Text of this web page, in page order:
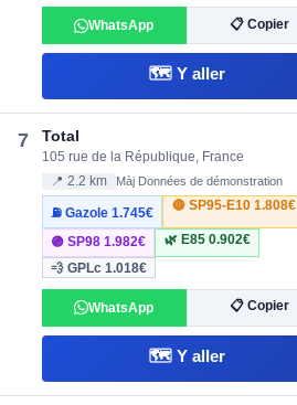
WhatsApp 📋 Copier
🗺️ Y aller
7 Total
105 rue de la République, France
📍 2.2 km Màj Données de démonstration
⛽ Gazole1.745€
🔴 SP95-E10 1.808€
🟣 SP981.982€ 🌿 E85 0.902€
💨 GPLc1.018€
WhatsApp 📋 Copier
🗺️ Y aller